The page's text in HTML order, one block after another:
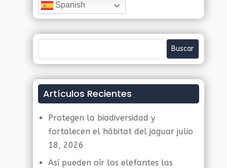
Spanish
Artículos Recientes
Protegen la biodiversidad y
fortalecen el hábitat del jaguar julio
18, 2026
Así pueden oír los elefantes las